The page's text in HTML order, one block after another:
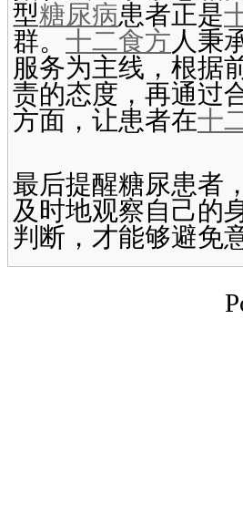
型糖尿病患者正是
群。 十二食方 人秉
服务为主线，根据
责的态度，再通过
方面，让患者在十
最后提醒糖尿患者
及时地观察自己的
判断，才能够避免